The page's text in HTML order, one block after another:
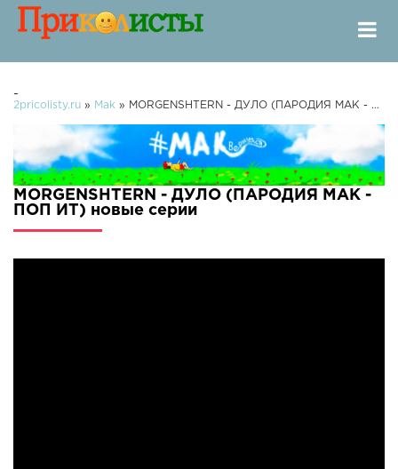
-
2pricolisty.ru » Mak » MORGENSHTERN - ДУЛО (ПАРОДИЯ MAK - ПОП ИТ)
MORGENSHTERN - ДУЛО (ПАРОДИЯ MAK -
ПОП ИТ) новые серии